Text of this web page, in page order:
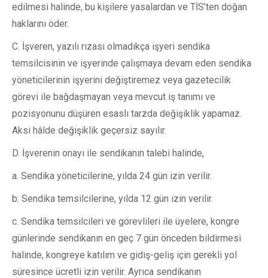
edilmesi halinde, bu kişilere yasalardan ve TİS’ten doğan
haklarını öder.
C. İşveren, yazılı rızası olmadıkça işyeri sendika
temsilcisinin ve işyerinde çalışmaya devam eden sendika
yöneticilerinin işyerini değiştiremez veya gazetecilik
görevi ile bağdaşmayan veya mevcut iş tanımı ve
pozisyonunu düşüren esaslı tarzda değişiklik yapamaz.
Aksi hâlde değişiklik geçersiz sayılır.
D. İşverenin onayı ile sendikanın talebi halinde,
a. Sendika yöneticilerine, yılda 24 gün izin verilir.
b. Sendika temsilcilerine, yılda 12 gün izin verilir.
c. Sendika temsilcileri ve görevlileri ile üyelere, kongre
günlerinde sendikanın en geç 7 gün önceden bildirmesi
halinde, kongreye katılım ve gidiş-geliş için gerekli yol
süresince ücretli izin verilir. Ayrıca sendikanın